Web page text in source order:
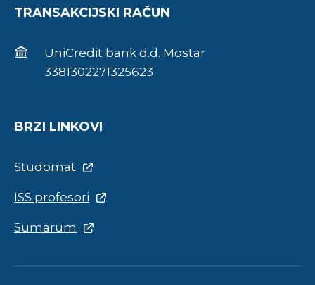
TRANSAKCIJSKI RAČUN
UniCredit bank d.d. Mostar
3381302271325623
BRZI LINKOVI
Studomat
ISS profesori
Sumarum